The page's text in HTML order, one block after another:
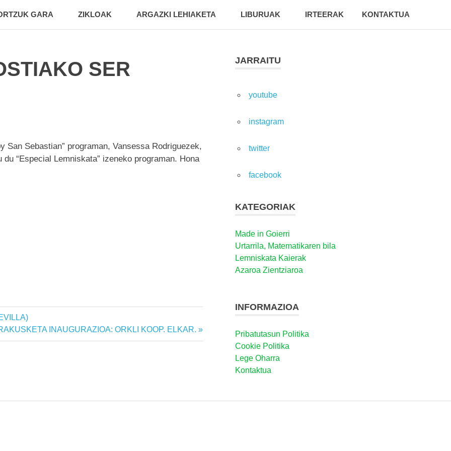
GARA ZIKLOAK ARGAZKI LEHIAKETA LIBURUAK IRTEERAK KONTAKTUA
SER
Sebastian” programan, Vansessa Rodriguezek,
“Especial Lemniskata” izeneko programan. Hona
INAUGURAZIOA: ORKLI KOOP. ELKAR.
JARRAITU
youtube
instagram
twitter
facebook
KATEGORIAK
Made in Goierri
Urtarrila, Matematikaren bila
Lemniskata Kaierak
Azaroa Zientziaroa
INFORMAZIOA
Pribatutasun Politika
Cookie Politika
Lege Oharra
Kontaktua